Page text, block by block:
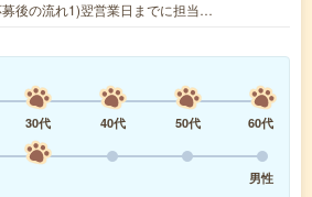
後の流れ1)翌営業日までに担当…
30代 40代 50代
60代
男性